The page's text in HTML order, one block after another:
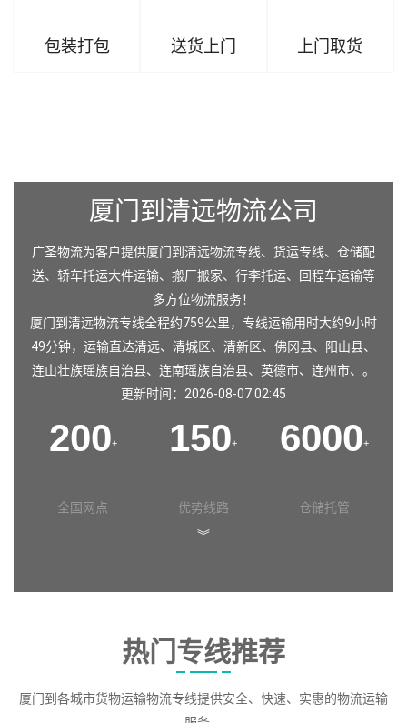
包装打包 送货上门 上门取货
厦门到清远物流公司
广圣物流为客户提供厦门到清远物流专线、货运专线、仓储配
送、轿车托运大件运输、搬厂搬家、行李托运、回程车运输等
多方位物流服务！
厦门到清远物流专线全程约759公里，专线运输用时大约9小时
49分钟，运输直达清远、 清城区、 清新区、 佛冈县、 阳山县、
连山壮族瑶族自治县、 连南瑶族自治县、 英德市、 连州市、。
更新时间：2026-08-07 02:45
200+
全国网点
150+
优势线路
6000+
仓储托管
︾
热门专线推荐
厦门到各城市货物运输物流专线提供安全、快速、实惠的物流运输